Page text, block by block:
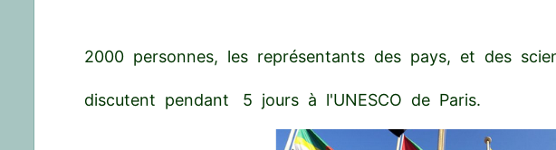
2000 personnes, les représentants des pays, et des
discutent pendant 5 jours à l'UNESCO de Paris.